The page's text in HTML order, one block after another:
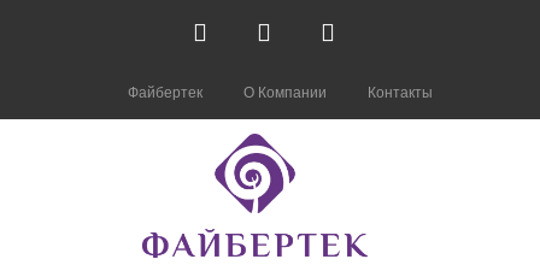
Файбертек О Компании Контакты